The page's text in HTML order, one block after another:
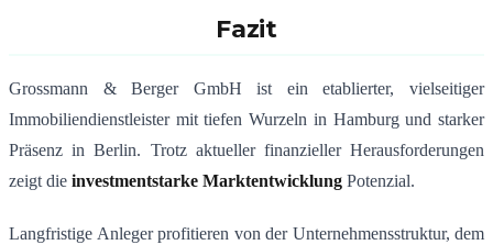
Fazit
Grossmann & Berger GmbH ist ein etablierter, vielseitiger
Immobiliendienstleister mit tiefen Wurzeln in Hamburg und starker
Präsenz in Berlin. Trotz aktueller finanzieller Herausforderungen
zeigt die investmentstarke Marktentwicklung Potenzial.
Langfristige Anleger profitieren von der Unternehmensstruktur, dem